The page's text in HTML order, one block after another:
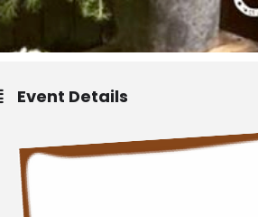
Event Details